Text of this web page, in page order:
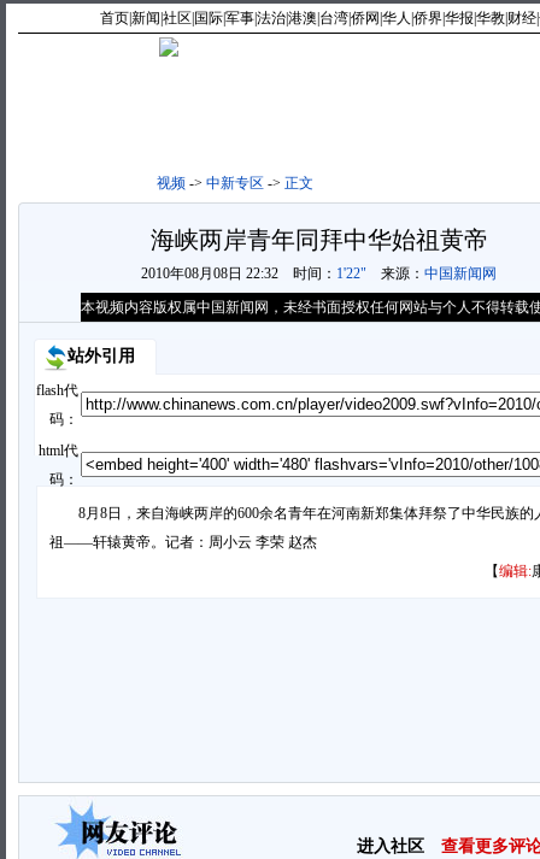
首页新闻 社区 国际军事法治港澳 台湾侨网 华人 侨界华报 华教 财经
视频 -> 中新专区 -> 正文
海峡两岸青年同拜中华始祖黄帝
2010年08月08日 22:32 时间： 1'22" 来源： 中国新闻网
本视频内容版权属中国新闻网，未经书面授权任何网站与个人不得转载
站外引用
flash代
码：
html代
码：
8月8日，来自海峡两岸的600余名青年在河南新郑集体拜祭了中华民族的
祖——轩辕黄帝。记者：周小云 李荣 赵杰
【编辑:
进入社区 查看更多评